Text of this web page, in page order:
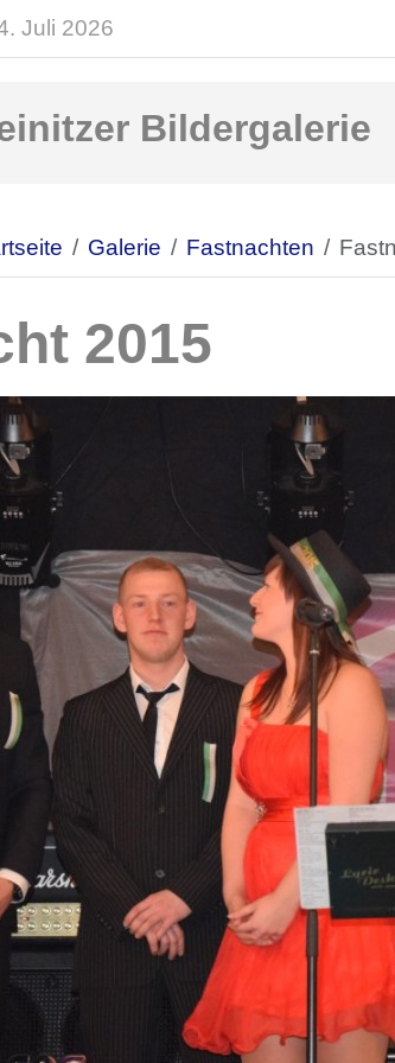
Juli 2026
Bildergalerie
Galerie Fastnachten
2015